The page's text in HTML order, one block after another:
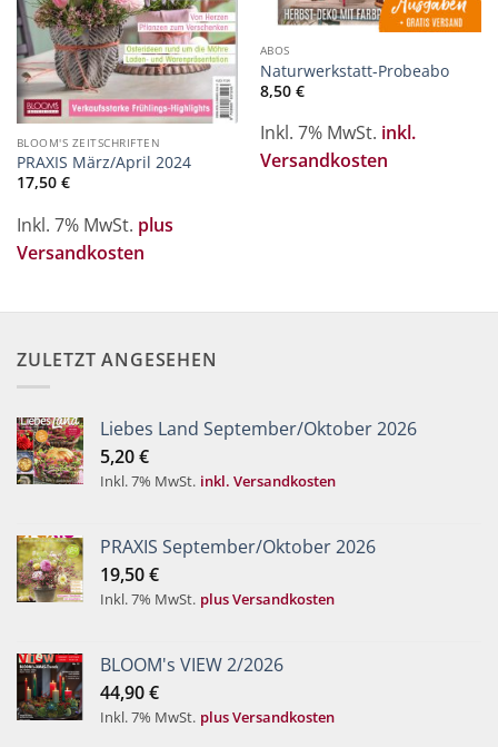
BLOOM'S ZEITSCHRIFTEN
PRAXIS März/April 2024
17,50 €
Inkl. 7% MwSt. plus
Versandkosten
ABOS
Naturwerkstatt-Probeabo
8,50 €
Inkl. 7% MwSt. inkl.
Versandkosten
ZULETZT ANGESEHEN
Liebes Land September/Oktober 2026
5,20€
Inkl. 7% MwSt. inkl. Versandkosten
PRAXIS September/Oktober 2026
19,50€
Inkl. 7% MwSt. plus Versandkosten
BLOOM's VIEW 2/2026
44,90€
Inkl. 7% MwSt. plus Versandkosten